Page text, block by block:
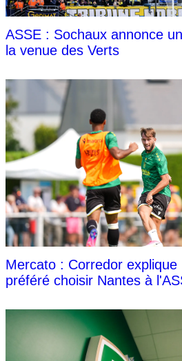
ASSE : Sochaux annonce
la venue des Verts
Mercato : Corredor explique
préféré choisir Nantes à